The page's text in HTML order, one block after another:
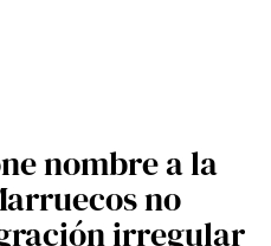
nombre a la
no
irregular